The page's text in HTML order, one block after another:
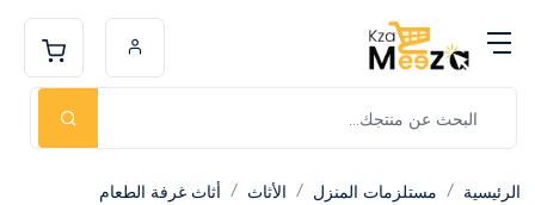
الرئيسية مستلزمات المنزل الأثاث
أثاث غرفة الطعام